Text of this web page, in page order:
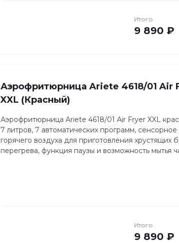
Итого
9 890 ₽
Аэрофритюрница Ariete 4618/01 Air
XXL (Красный)
Аэрофритюрница Ariete 4618/01 Air Fryer XXL
7 литров, 7 автоматических программ,
горячего воздуха для приготовления
перегрева, функция паузы и возможность
Итого
9 890 ₽